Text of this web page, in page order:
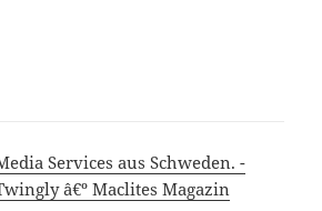
Services aus Schweden. -
â€º Maclites Magazin